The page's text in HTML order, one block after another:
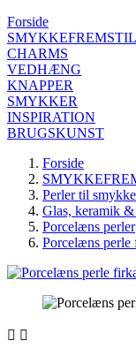
Forside
CHARMS
VEDHÆNG
KNAPPER
SMYKKER
INSPIRATION
BRUGSKUNST
Forside
Perler til
Glas, keramik
Porcelæns perler
Porcelæns perle
 